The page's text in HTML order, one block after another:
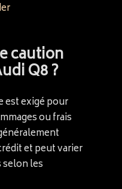
caution
Q8 ?
est exigé pour
ou frais
et peut varier
selon les